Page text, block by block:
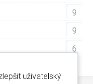
9
9
6
uživatelský